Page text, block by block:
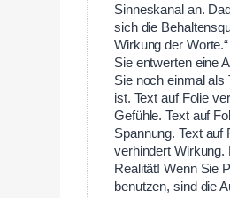
Sinneskanal an.
sich die
Wirkung der
Sie entwerten eine
Sie noch einmal als
ist. Text auf Folie
Gefühle. Text auf
Spannung. Text auf
verhindert Wirkung.
Realität! Wenn Sie
benutzen, sind die